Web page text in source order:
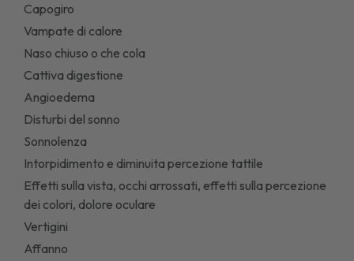
Capogiro
Vampate di calore
Naso chiuso o che cola
Cattiva digestione
Angioedema
Disturbi del sonno
Sonnolenza
Intorpidimento e diminuita percezione tattile
Effetti sulla vista, occhi arrossati, effetti sulla percezione
dei colori, dolore oculare
Vertigini
Affanno